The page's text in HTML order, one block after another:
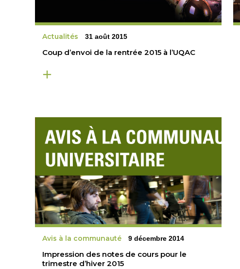
Actualités 31 août 2015
Coup d’envoi de la rentrée 2015 à l’UQAC
Avis à la communauté 9 décembre 2014
Impression des notes de cours pour le
trimestre d’hiver 2015